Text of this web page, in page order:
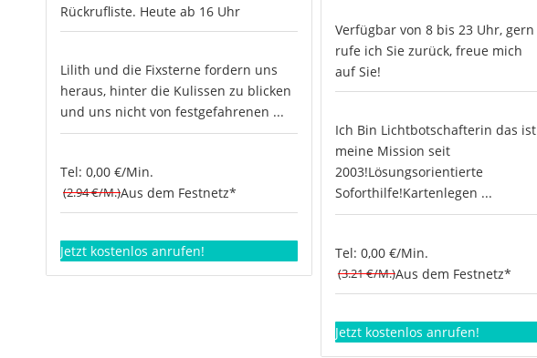
Rückrufliste. Heute ab 16 Uhr
Lilith und die Fixsterne fordern uns
heraus, hinter die Kulissen zu blicken
und uns nicht von festgefahrenen ...
Tel: 0,00 €/Min.
(2.94 €/M.)Aus dem Festnetz*
Jetzt kostenlos anrufen!
Verfügbar von 8 bis 23 Uhr, gern
rufe ich Sie zurück, freue mich
auf Sie!
Ich Bin Lichtbotschafterin das ist
meine Mission seit
2003!Lösungsorientierte
Soforthilfe!Kartenlegen ...
Tel: 0,00 €/Min.
(3.21 €/M.)Aus dem Festnetz*
Jetzt kostenlos anrufen!